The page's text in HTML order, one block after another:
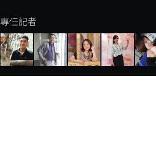
專任記者